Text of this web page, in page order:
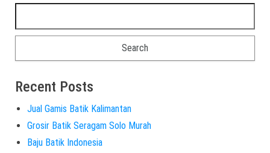
Recent Posts
Jual Gamis Batik Kalimantan
Grosir Batik Seragam Solo Murah
Baju Batik Indonesia